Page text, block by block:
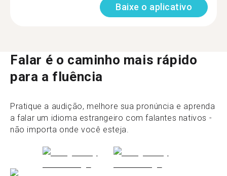
Baixe o aplicativo
Falar é o caminho mais rápido
para a fluência
Pratique a audição, melhore sua pronúncia e aprenda
a falar um idioma estrangeiro com falantes nativos -
não importa onde você esteja.